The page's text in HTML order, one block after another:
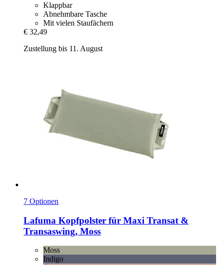
Klappbar
Abnehmbare Tasche
Mit vielen Staufächern
€ 32,49
Zustellung bis 11. August
7 Optionen
Lafuma Kopfpolster für Maxi Transat &
Transaswing, Moss
Moss
Indigo